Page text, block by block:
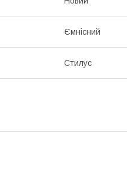
Ємнісний
Стилус